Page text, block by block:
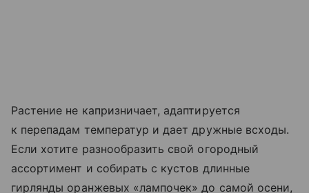
Растение не капризничает, адаптируется
к перепадам температур и дает дружные всходы.
Если хотите разнообразить свой огородный
ассортимент и собирать с кустов длинные
гирлянды оранжевых «лампочек» до самой осени,